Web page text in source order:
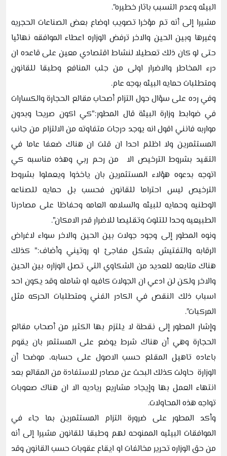
البيئه وعدم التسبب باثار خطيره".
مشيرا إلى أنه تم مؤخرا تصويب اوضاع بعض الصناعات الحجريه
وغيرها وبين الحين والاخر ترفض الوزاره اعطاء الموافقه نهائيا
حتى لو كان ذلك تعطيلا لنشاط اقتصادي معين على قاعده ان
درء المخاطر والاضرار اولى من جلب المنافع وطبقا للقانون
ومتطلبات حمايه البيئه بوجه عام.
وفي رده على سؤال حول التزام أصحاب مقالع الحجارة والكسارات
في ضوابط وزارة البيئة قال المطور:"كي اكون صريحا وبدون
مواربه فانني اقول انه يوجد درجات متفاوته من الالتزام من جانب
المستثمرين ولا اظلم احدا ان قلت ان هناك ضعفا عاما في
التقيد بشروط الترخيص الا من رحم ربي وهذه مناسبه كي
اتوجه بدعوه هؤلاء المستثمرين بان ياخذوا ويعملوا بشروط
الترخيص ليس احتراما للقانون فحسب بل حمايه للصناعه
الوطنيه وحمايه للبيئه والسلامه العامه وحفاظا على مصادرنا
الطبيعيه وحدا للتلوث وتقليصا للاضرار قدر الامكان".
ونوه المطور إلى وجود جولات بين الحين والاخر سواء لاغراض
الرقابه والتفتيش بشكل مفاجئ او روتيني وأضاف:" كذلك
هناك متابعه للعديد من الشكاوي التي تصل الوزاره بين الحين
والاخر ولكن لن ادعي ان الجولات كافيه او شامله وقد يكون احد
اسباب ذلك النقص في الكادر الفني ومتطلبات الحركه مثل
المركبات".
وإشار المطور إلى نقطة لا يلتزم بها الكثير من أصحاب مقالع
الحجارة وهي أن هناك شرط يوضع على المستثمر بان يقوم
باعاده تاهيل المقلع حسب الاصول على حسابه، موضحا أن
الوزارة حاولت كذلك البحث عن مصادر للاستفادة من المقالع بعد
انتهاء العمل بها وإيجاد مشاريع رياديه الا ان هناك صعوبات
تواجه هذه المحاولات.
وأكد المطور على ضرورة التزام المستثمرين بما جاء في
الموافقات البيئيه الممنوحه لهم وطبقا للقانون مشيرا إلى أنه
من حق الوزاره تحرير مخالفات او ايقاع عقوبات حسب القانون وقد